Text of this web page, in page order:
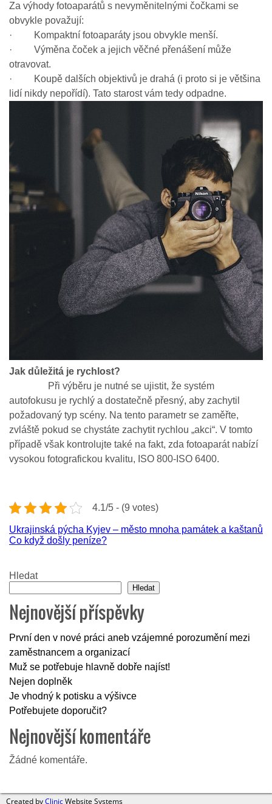
Za výhody fotoaparátů s nevyměnitelnými čočkami se
obvykle považují:
· Kompaktní fotoaparáty jsou obvykle menší.
· Výměna čoček a jejich věčné přenášení může
otravovat.
· Koupě dalších objektivů je drahá (i proto si je většina
lidí nikdy nepořídí). Tato starost vám tedy odpadne.
Jak důležitá je rychlost?
Při výběru je nutné se ujistit, že systém
autofokusu je rychlý a dostatečně přesný, aby zachytil
požadovaný typ scény. Na tento parametr se zaměřte,
zvláště pokud se chystáte zachytit rychlou „akci“. V tomto
případě však kontrolujte také na fakt, zda fotoaparát nabízí
vysokou fotografickou kvalitu, ISO 800-ISO 6400.
4.1/5 - (9 votes)
Navigace
pro
příspěvek
Ukrajinská pýcha Kyjev – město mnoha památek a kaštanů
Co když došly peníze?
Hledat
Hledat
Nejnovější příspěvky
První den v nové práci aneb vzájemné porozumění mezi
zaměstnancem a organizací
Muž se potřebuje hlavně dobře najíst!
Nejen doplněk
Je vhodný k potisku a výšivce
Potřebujete doporučit?
Nejnovější komentáře
Žádné komentáře.
Created byClinicWebsite Systems